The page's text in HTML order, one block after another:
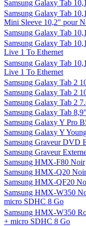
Samsung Galaxy Tab
Samsung Galaxy Tab
Mini Sleeve 10,2" pour
Samsung Galaxy Tab
Samsung Galaxy Tab
Live 1 To Ethernet
Samsung Galaxy Tab
Live 1 To Ethernet
Samsung Galaxy Tab 2
Samsung Galaxy Tab 2
Samsung Galaxy Tab 2
Samsung Galaxy Tab
Samsung Galaxy Y Pro
Samsung Galaxy Y
Samsung Graveur DVD
Samsung Graveur
Samsung HMX-F80 Noir
Samsung HMX-Q20 Noir
Samsung HMX-QF20
Samsung HMX-W350
micro SDHC 8 Go
Samsung HMX-W350
+ micro SDHC 8 Go